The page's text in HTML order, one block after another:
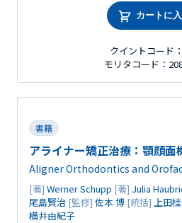
カートに
クイントコード
モリタコード：
書籍
アライナー矯正治療：顎顔面
Aligner Orthodontics and
[著] Werner Schupp [著] Julia
尾島賢治 [監修] 佐本 博 [統括] 上田
横井由紀子